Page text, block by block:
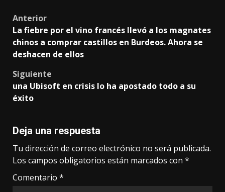
Post
navigation
Anterior
La fiebre por el vino francés llevó a los magnates
chinos a comprar castillos en Burdeos. Ahora se
deshacen de ellos
Siguiente
una Ubisoft en crisis lo ha apostado todo a su
éxito
Deja una respuesta
Tu dirección de correo electrónico no será publicada.
Los campos obligatorios están marcados con *
Comentario *